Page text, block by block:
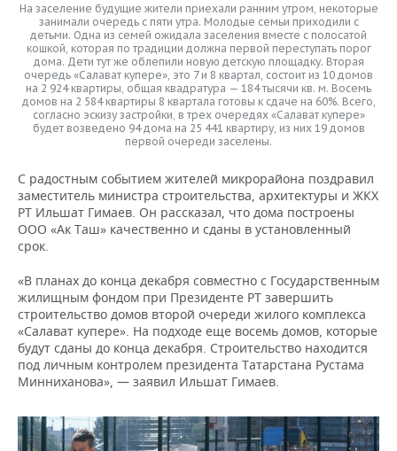
На заселение будущие жители приехали ранним утром, некоторые
занимали очередь с пяти утра. Молодые семьи приходили с
детьми. Одна из семей ожидала заселения вместе с полосатой
кошкой, которая по традиции должна первой переступать порог
дома. Дети тут же облепили новую детскую площадку. Вторая
очередь «Салават купере», это 7 и 8 квартал, состоит из 10 домов
на 2 924 квартиры, общая квадратура — 184 тысячи кв. м. Восемь
домов на 2 584 квартиры 8 квартала готовы к сдаче на 60%. Всего,
согласно эскизу застройки, в трех очередях «Салават купере»
будет возведено 94 дома на 25 441 квартиру, из них 19 домов
первой очереди заселены.
С радостным событием жителей микрорайона поздравил
заместитель министра строительства, архитектуры и ЖКХ
РТ Ильшат Гимаев. Он рассказал, что дома построены
ООО «Ак Таш» качественно и сданы в установленный
срок.
«В планах до конца декабря совместно с Государственным
жилищным фондом при Президенте РТ завершить
строительство домов второй очереди жилого комплекса
«Салават купере». На подходе еще восемь домов, которые
будут сданы до конца декабря. Строительство находится
под личным контролем президента Татарстана Рустама
Минниханова», — заявил Ильшат Гимаев.